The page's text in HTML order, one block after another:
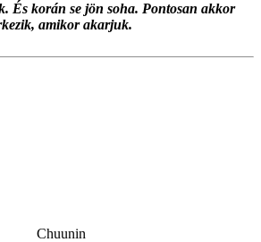
És korán se jön soha. Pontosan akkor
amikor akarjuk.
Chuunin